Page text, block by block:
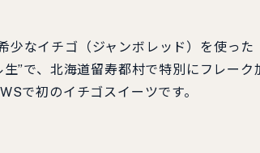
なイチゴ（ジャンボレッド）を使った
”で、北海道留寿都村で特別にフレーク
で初のイチゴスイーツです。